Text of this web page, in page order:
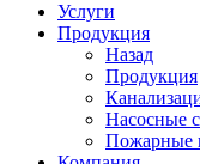
Услуги
Продукция
Назад
Продукция
Насосные
Пожарные